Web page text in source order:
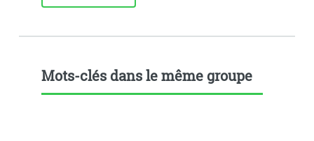
Mots-clés dans le même groupe